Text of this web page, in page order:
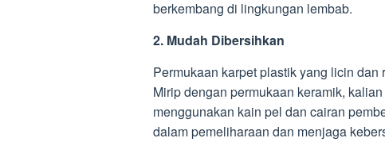
berkembang di lingkungan lembab.
2. Mudah Dibersihkan
Permukaan karpet plastik yang licin
Mirip dengan permukaan keramik,
menggunakan kain pel dan cairan
dalam pemeliharaan dan menjaga